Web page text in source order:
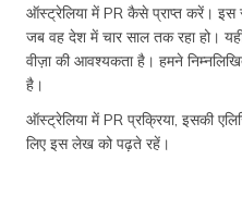
ऑस्ट्रेलिया में PR कैसे प्राप्त करें। इस
जब वह देश में चार साल तक रहा हो।
वीज़ा की आवश्यकता है। हमने
है।
ऑस्ट्रेलिया में PR प्रक्रिया, इसकी
लिए इस लेख को पढ़ते रहें।